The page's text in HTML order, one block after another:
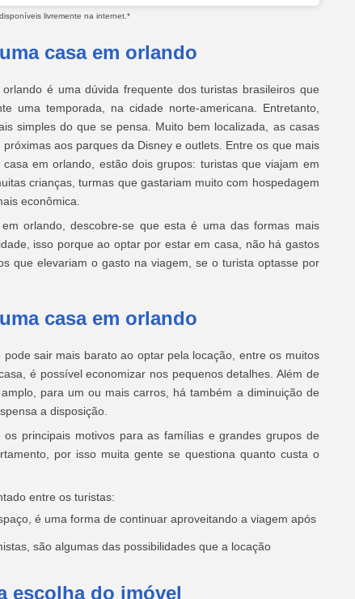
livremente na internet.*
casa em orlando
é uma dúvida frequente dos turistas brasileiros que
uma temporada, na cidade norte-americana. Entretanto,
simples do que se pensa. Muito bem localizada, as casas
aos parques da Disney e outlets. Entre os que mais
em orlando, estão dois grupos: turistas que viajam em
crianças, turmas que gastariam muito com hospedagem
econômica.
orlando, descobre-se que esta é uma das formas mais
isso porque ao optar por estar em casa, não há gastos
que elevariam o gasto na viagem, se o turista optasse por
casa em orlando
sair mais barato ao optar pela locação, entre os muitos
é possível economizar nos pequenos detalhes. Além de
para um ou mais carros, há também a diminuição de
a disposição.
principais motivos para as famílias e grandes grupos de
por isso muita gente se questiona quanto custa o
entre os turistas:
é uma forma de continuar aproveitando a viagem após
são algumas das possibilidades que a locação
escolha do imóvel